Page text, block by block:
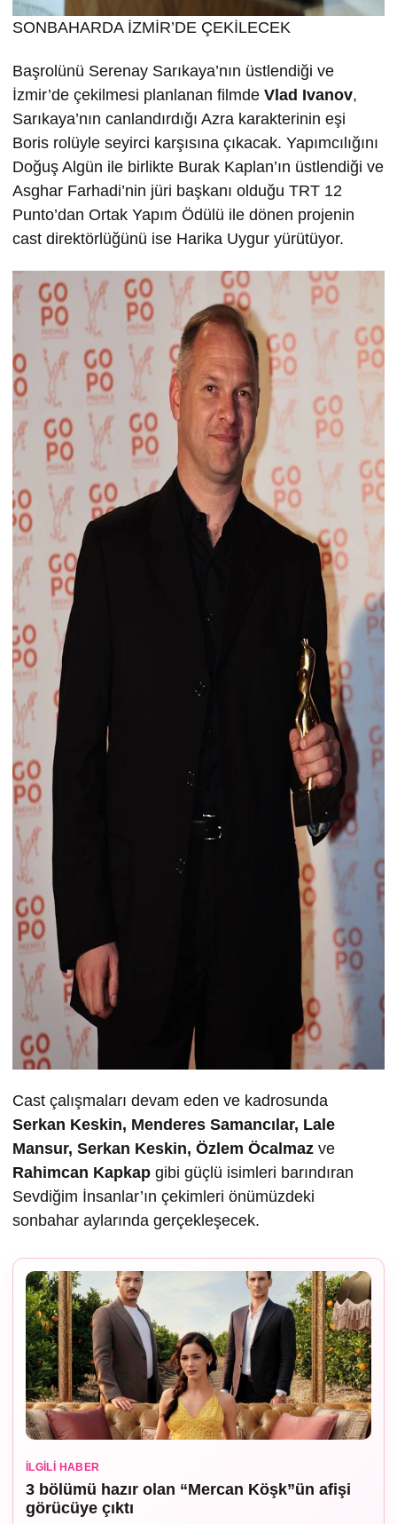
SONBAHARDA İZMİR’DE ÇEKİLECEK
Başrolünü Serenay Sarıkaya’nın üstlendiği ve
İzmir’de çekilmesi planlanan filmde Vlad Ivanov,
Sarıkaya’nın canlandırdığı Azra karakterinin eşi
Boris rolüyle seyirci karşısına çıkacak. Yapımcılığını
Doğuş Algün ile birlikte Burak Kaplan’ın üstlendiği ve
Asghar Farhadi’nin jüri başkanı olduğu TRT 12
Punto’dan Ortak Yapım Ödülü ile dönen projenin
cast direktörlüğünü ise Harika Uygur yürütüyor.
Cast çalışmaları devam eden ve kadrosunda
Serkan Keskin, Menderes Samancılar, Lale
Mansur, Serkan Keskin, Özlem Öcalmaz ve
Rahimcan Kapkap gibi güçlü isimleri barındıran
Sevdiğim İnsanlar’ın çekimleri önümüzdeki
sonbahar aylarında gerçekleşecek.
İLGILI HABER
3 bölümü hazır olan “Mercan Köşk”ün afişi
görücüye çıktı